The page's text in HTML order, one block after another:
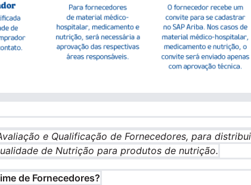
e Qualificação de Fornecedores, para
de Nutrição para produtos de nutrição.
de Fornecedores?